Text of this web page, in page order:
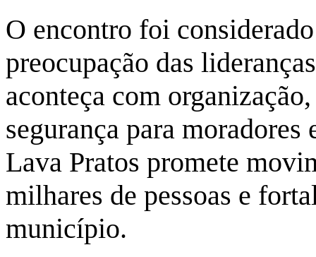
O encontro foi
preocupação das
aconteça com
segurança para
Lava Pratos promete
milhares de pessoas e
município.